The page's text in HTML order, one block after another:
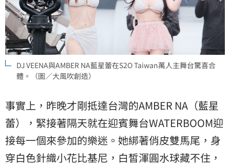
DJ VEENA與AMBER NA藍星蕾在S2O Taiwan萬人主舞台驚喜合
體。（圖／大風吹創造）
事實上，昨晚才剛抵達台灣的AMBER NA（藍星
蕾），緊接著隔天就在迎賓舞台WATERBOOM迎
接每一個來參加的樂迷。她綁著俏皮雙馬尾，身
穿白色針織小花比基尼，白皙渾圓水球藏不住，